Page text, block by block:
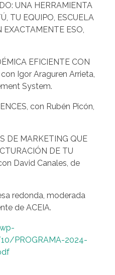
UNA HERRAMIENTA
TU EQUIPO, ESCUELA
ESO,
EFICIENTE CON
Igor Araguren Arrieta,
System.
con Rubén Picón,
DE MARKETING QUE
DE TU
David Canales, de
redonda, moderada
de ACEIA.
PROGRAMA-2024-